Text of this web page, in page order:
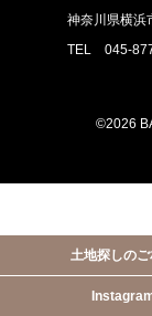
神奈川県横浜
TEL 045-
©2026
土地探しの